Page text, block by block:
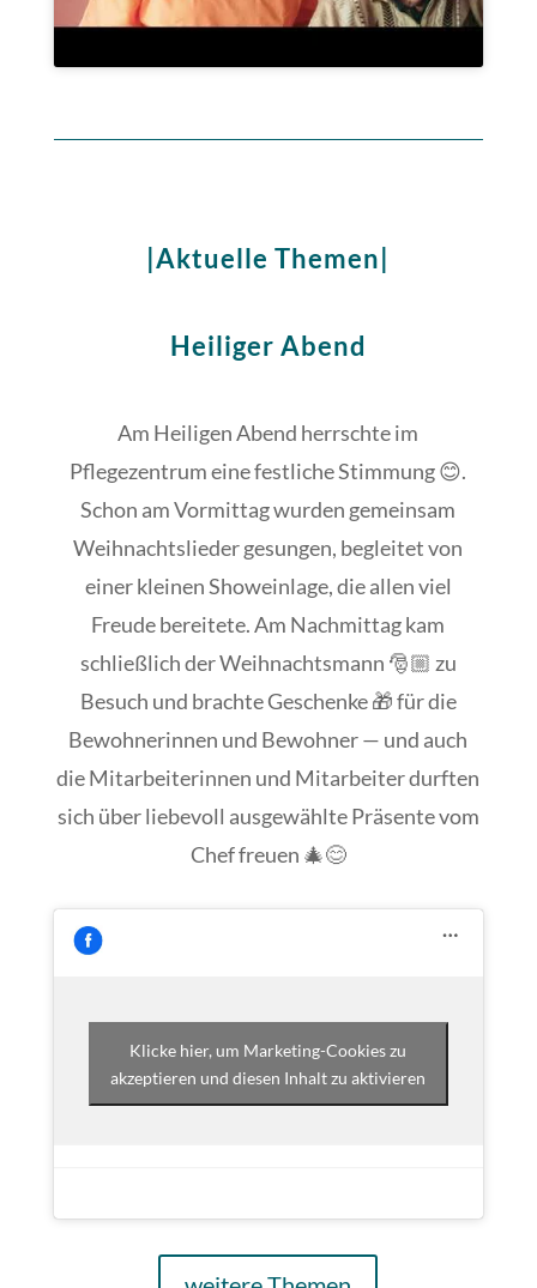
|Aktuelle Themen|
Heiliger Abend
Am Heiligen Abend herrschte im
Pflegezentrum eine festliche Stimmung 😊.
Schon am Vormittag wurden gemeinsam
Weihnachtslieder gesungen, begleitet von
einer kleinen Showeinlage, die allen viel
Freude bereitete. Am Nachmittag kam
schließlich der Weihnachtsmann 🎅🏼 zu
Besuch und brachte Geschenke 🎁 für die
Bewohnerinnen und Bewohner — und auch
die Mitarbeiterinnen und Mitarbeiter durften
sich über liebevoll ausgewählte Präsente vom
Chef freuen 🎄😊
Klicke hier, um Marketing-Cookies zu
akzeptieren und diesen Inhalt zu aktivieren